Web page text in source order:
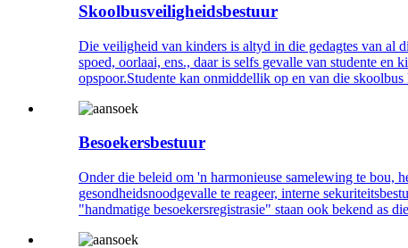
Skoolbusveiligheidsbestuur
Die veiligheid van kinders is altyd in die gedagtes van al
spoed, oorlaai, ens., daar is selfs gevalle van studente
opspoor.Studente kan onmiddellik op en van die
Besoekersbestuur
Onder die beleid om 'n harmonieuse samelewing te bou,
gesondheidsnoodgevalle te reageer, interne
"handmatige besoekersregistrasie" staan ​​ook bekend as